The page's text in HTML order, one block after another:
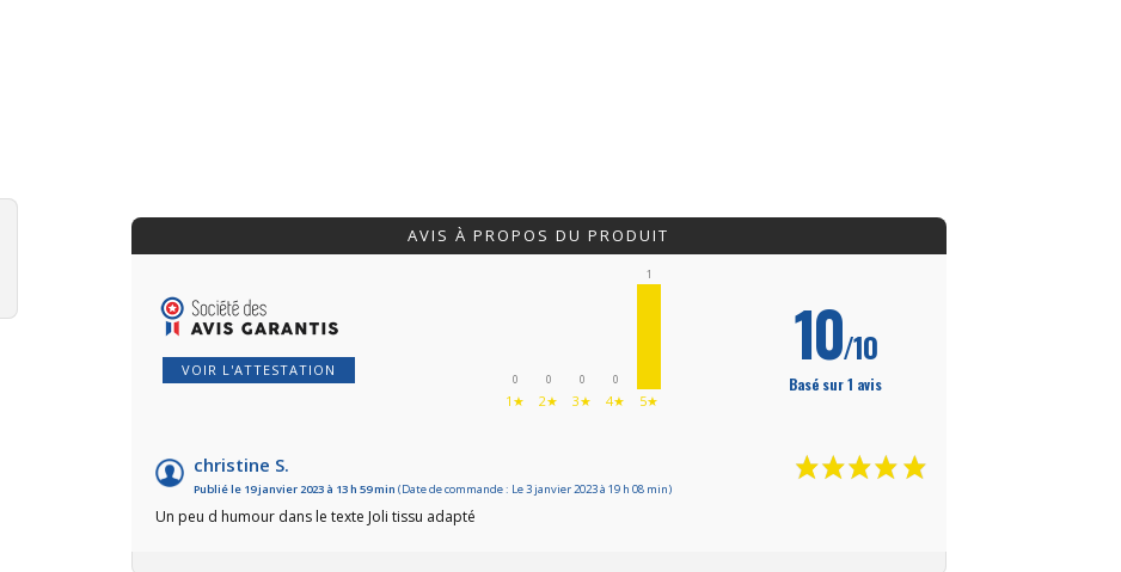
AVIS À PROPOS DU PRODUIT
VOIR L'ATTESTATION
0
1★
0
2★
0
3★
0
4★
1
5★
10/10
Basé sur 1 avis
christine S.
Publié le 19 janvier 2023 à 13 h 59 min(Date de commande : Le 3 janvier 2023 à 19 h 08 min)
Un peu d humour dans le texte Joli tissu adapté